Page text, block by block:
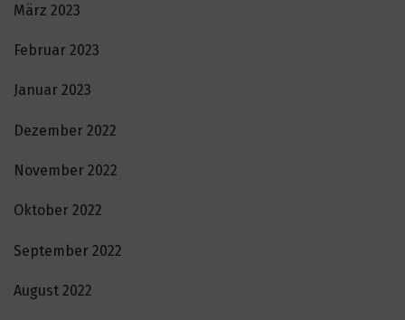
März 2023
Februar 2023
Januar 2023
Dezember 2022
November 2022
Oktober 2022
September 2022
August 2022